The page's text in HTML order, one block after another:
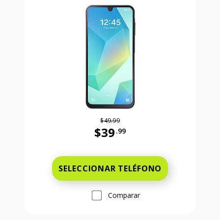
$49.99
$39 .99
SELECCIONAR TELÉFONO
Comparar